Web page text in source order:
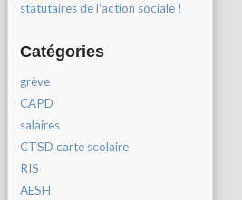
statutaires de l'action sociale !
Catégories
grève
CAPD
salaires
CTSD carte scolaire
RIS
AESH